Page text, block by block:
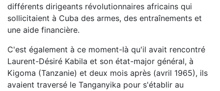
différents dirigeants révolutionnaires africains qui
sollicitaient à Cuba des armes, des entraînements et
une aide financière.
C'est également à ce moment-là qu'il avait rencontré
Laurent-Désiré Kabila et son état-major général, à
Kigoma (Tanzanie) et deux mois après (avril 1965), ils
avaient traversé le Tanganyika pour s'établir au